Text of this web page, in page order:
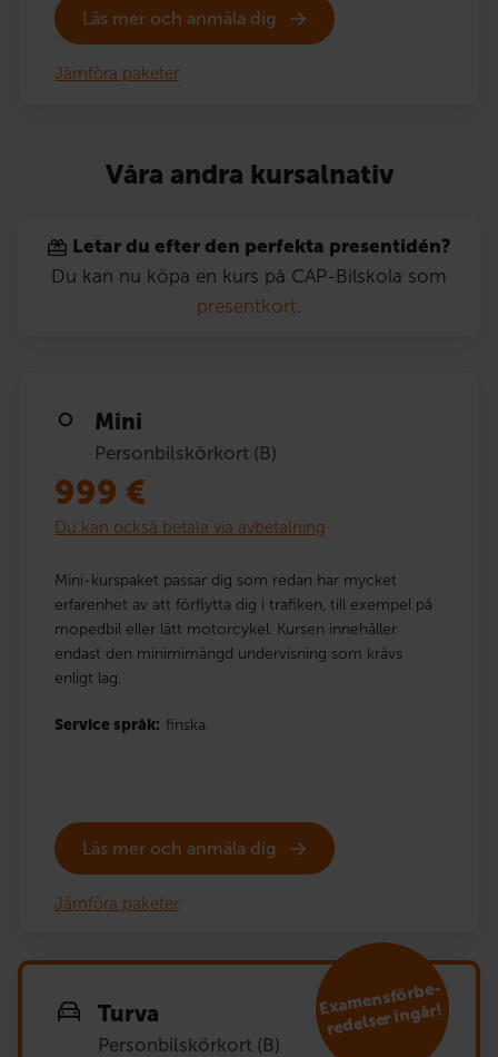
Läs mer och anmäla dig
Jämföra paketer
Våra andra kursalnativ
Letar du efter den perfekta presentidén?
Du kan nu köpa en kurs på CAP-Bilskola som
presentkort
Mini
Personbilskörkort (B)
999 €
Du kan också betala via avbetalning
Mini-kurspaket passar dig som redan har mycket
erfarenhet av att förflytta dig i trafiken, till exempel på
mopedbil eller lätt motorcykel. Kursen innehåller
endast den minimimängd undervisning som krävs
enligt lag.
Service språk: finska
Läs mer och anmäla dig
Jämföra paketer
Turva
Personbilskörkort (B)
E
xa
mensförbe­
redelser ingår!